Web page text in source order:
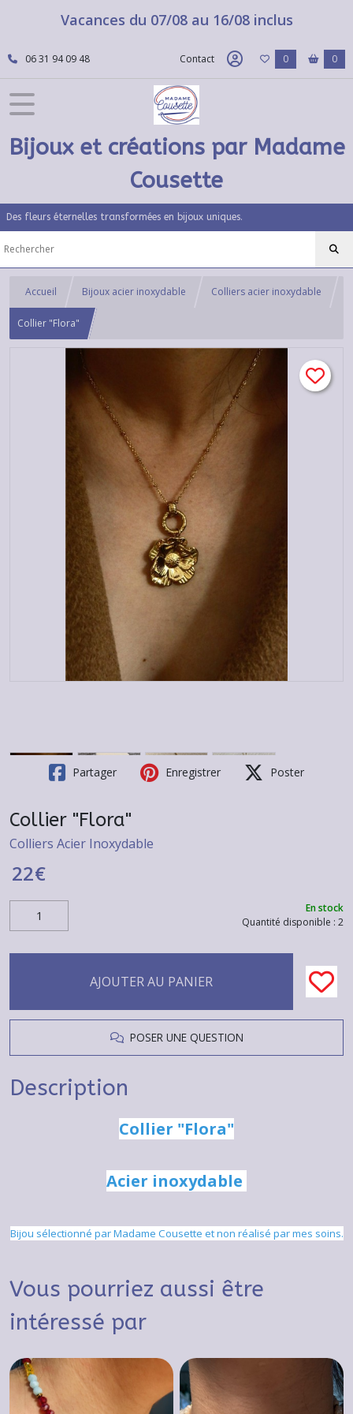
Vacances du 07/08 au 16/08 inclus
06 31 94 09 48 Contact 0 0
Bijoux et créations par Madame
Cousette
Des fleurs éternelles transformées en bijoux uniques.
Accueil Bijoux acier inoxydable Colliers acier inoxydable
Collier "Flora"
Partager Enregistrer Poster
Collier "Flora"
Colliers Acier Inoxydable
22€
En stock
Quantité disponible : 2
AJOUTER AU PANIER
POSER UNE QUESTION
Description
Collier "Flora"
Acier inoxydable
Bijou sélectionné par Madame Cousette et non réalisé par mes soins.
Vous pourriez aussi être
intéressé par